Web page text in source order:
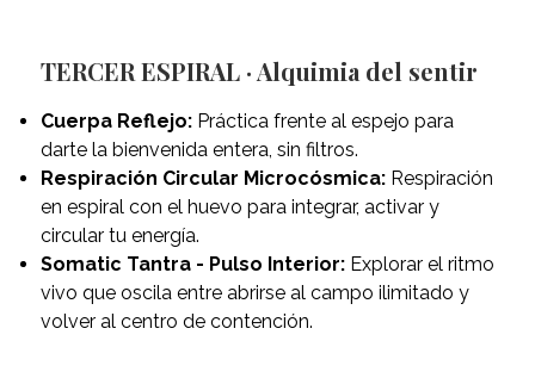
TERCER ESPIRAL · Alquimia del sentir
Cuerpa Reflejo:Práctica frente al espejo para
darte la bienvenida entera, sin filtros.
Respiración Circular Microcósmica:Respiración
en espiral con el huevo para integrar, activar y
circular tu energía.
Somatic Tantra - Pulso Interior:Explorar el ritmo
vivo que oscila entre abrirse al campo ilimitado y
volver al centro de contención.